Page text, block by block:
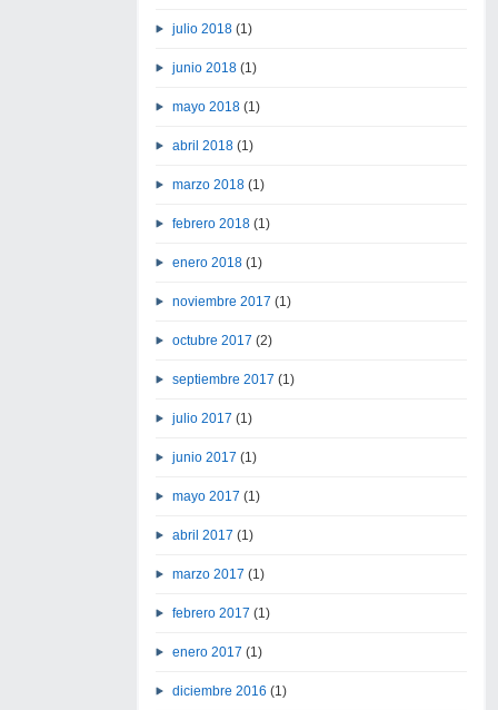
julio 2018(1)
junio 2018(1)
mayo 2018(1)
abril 2018(1)
marzo 2018(1)
febrero 2018(1)
enero 2018(1)
noviembre 2017 (1)
octubre 2017 (2)
septiembre 2017 (1)
julio 2017 (1)
junio 2017 (1)
mayo 2017 (1)
abril 2017 (1)
marzo 2017 (1)
febrero 2017 (1)
enero 2017 (1)
diciembre 2016 (1)